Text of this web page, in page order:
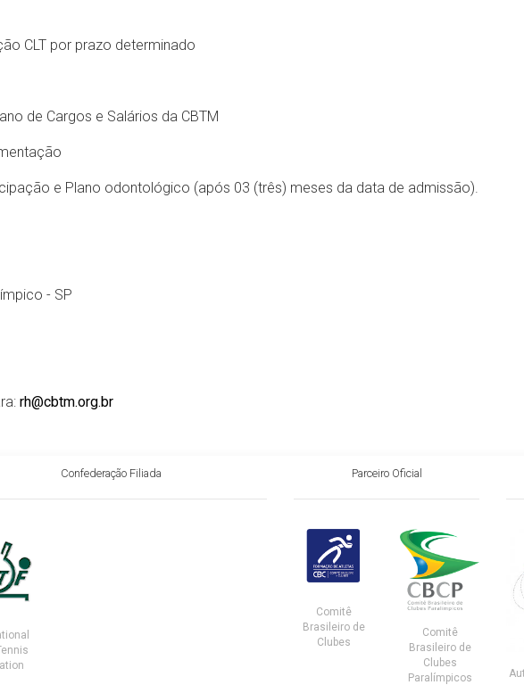
CLT por prazo determinado
de Cargos e Salários da CBTM
e Plano odontológico (após 03 (três) meses da data de admissão).
- SP
rh@cbtm.org.br
Confederação Filiada Parceiro Oficial
Comitê
Brasileiro de
Clubes
Comitê
Brasileiro de
Clubes
Paralímpicos